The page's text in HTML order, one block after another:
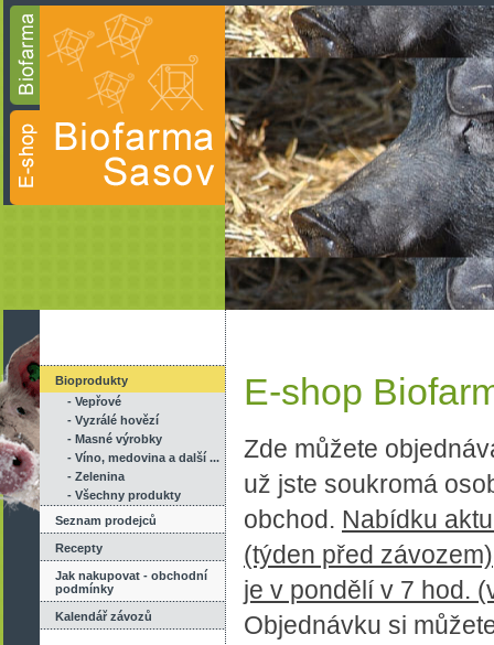
Bioprodukty
- Vepřové
- Vyzrálé hovězí
- Masné výrobky
- Víno, medovina a další ...
- Zelenina
- Všechny produkty
Seznam prodejců
Recepty
Jak nakupovat - obchodní
podmínky
Kalendář závozů
E-shop
Zde můžete
už jste soukromá
obchod. Nabídku
(týden před
je v pondělí v 7 hod.
Objednávku si